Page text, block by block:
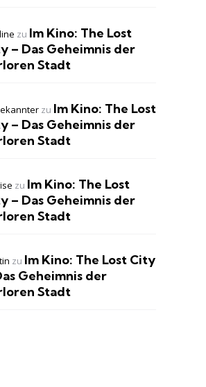
zu Im Kino: The Lost
– Das Geheimnis der
Stadt
zu Im Kino: The Lost
– Das Geheimnis der
Stadt
zu Im Kino: The Lost
– Das Geheimnis der
Stadt
zu Im Kino: The Lost City
Geheimnis der
Stadt